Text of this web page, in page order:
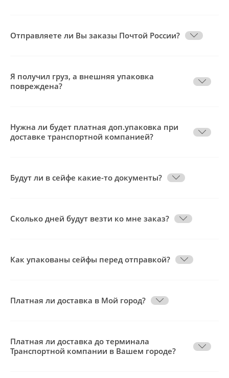
Отправляете ли Вы заказы Почтой России?
Я получил груз, а внешняя упаковка
повреждена?
Нужна ли будет платная доп.упаковка при
доставке транспортной компанией?
Будут ли в сейфе какие-то документы?
Сколько дней будут везти ко мне заказ?
Как упакованы сейфы перед отправкой?
Платная ли доставка в Мой город?
Платная ли доставка до терминала
Транспортной компании в Вашем городе?